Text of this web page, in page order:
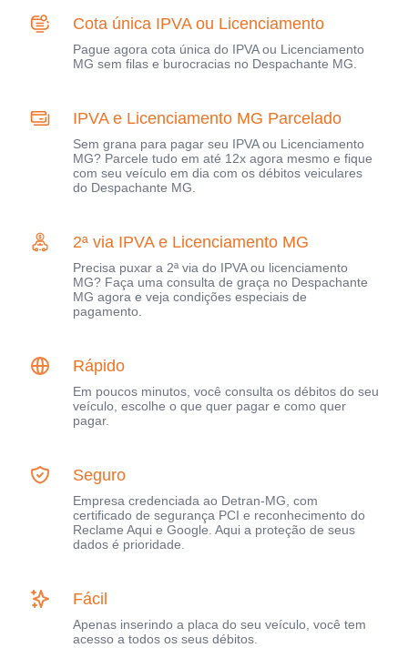
Cota única IPVA ou Licenciamento
Pague agora cota única do IPVA ou Licenciamento
MG sem filas e burocracias no Despachante MG.
IPVA e Licenciamento MG Parcelado
Sem grana para pagar seu IPVA ou Licenciamento
MG? Parcele tudo em até 12x agora mesmo e fique
com seu veículo em dia com os débitos veiculares
do Despachante MG.
2ª via IPVA e Licenciamento MG
Precisa puxar a 2ª via do IPVA ou licenciamento
MG? Faça uma consulta de graça no Despachante
MG agora e veja condições especiais de
pagamento.
Rápido
Em poucos minutos, você consulta os débitos do seu
veículo, escolhe o que quer pagar e como quer
pagar.
Seguro
Empresa credenciada ao Detran-MG, com
certificado de segurança PCI e reconhecimento do
Reclame Aqui e Google. Aqui a proteção de seus
dados é prioridade.
Fácil
Apenas inserindo a placa do seu veículo, você tem
acesso a todos os seus débitos.